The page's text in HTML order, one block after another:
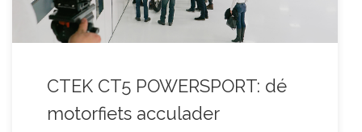
CTEK CT5 POWERSPORT: dé
motorfiets acculader